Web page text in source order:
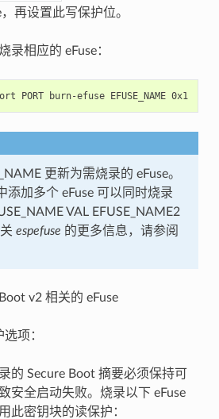
再设置此写保护位。
录相应的 eFuse：
PORT burn-efuse EFUSE_NAME 0x1
更新为需烧录的 eFuse。
添加多个 eFuse 可以同时烧录
VAL EFUSE_NAME2
espefuse 的更多信息，请参阅
v2 相关的 eFuse
项：
的 Secure Boot 摘要必须保持可
安全启动失败。烧录以下 eFuse
此密钥块的读保护：